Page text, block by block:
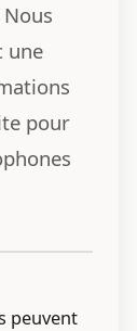
Nous
une
pour
peuvent